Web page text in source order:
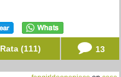
Rata (111) 13